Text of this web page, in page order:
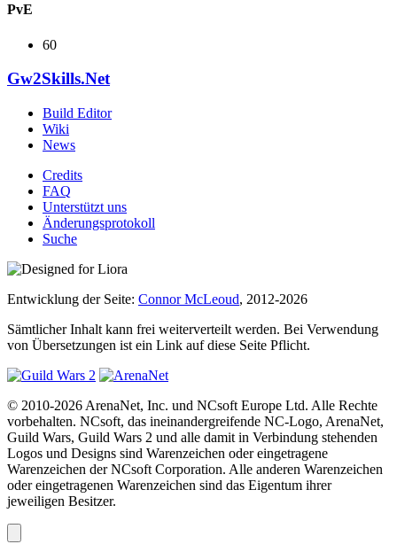
PvE
60
Gw2Skills.Net
Build Editor
Wiki
News
Credits
FAQ
Unterstützt uns
Änderungsprotokoll
Suche
Entwicklung der Seite: Connor McLeoud, 2012-2026
Sämtlicher Inhalt kann frei weiterverteilt werden. Bei Verwendung
von Übersetzungen ist ein Link auf diese Seite Pflicht.
© 2010-2026 ArenaNet, Inc. und NCsoft Europe Ltd. Alle Rechte
vorbehalten. NCsoft, das ineinandergreifende NC-Logo, ArenaNet,
Guild Wars, Guild Wars 2 und alle damit in Verbindung stehenden
Logos und Designs sind Warenzeichen oder eingetragene
Warenzeichen der NCsoft Corporation. Alle anderen Warenzeichen
oder eingetragenen Warenzeichen sind das Eigentum ihrer
jeweiligen Besitzer.